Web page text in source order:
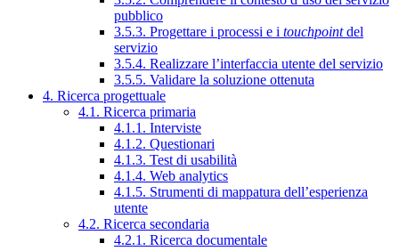
pubblico
3.5.3. Progettare i processi e i touchpointdel
servizio
3.5.4. Realizzare l’interfaccia utente del servizio
3.5.5. Validare la soluzione ottenuta
4. Ricerca progettuale
4.1. Ricerca primaria
4.1.1. Interviste
4.1.2. Questionari
4.1.3. Test di usabilità
4.1.4. Web analytics
4.1.5. Strumenti di mappatura dell’esperienza
utente
4.2. Ricerca secondaria
4.2.1. Ricerca documentale